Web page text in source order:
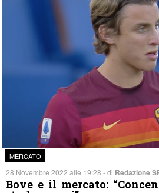
MERCATO
28 Novembre 2022 alle 19:28 - di Redazione
Bove e il mercato: